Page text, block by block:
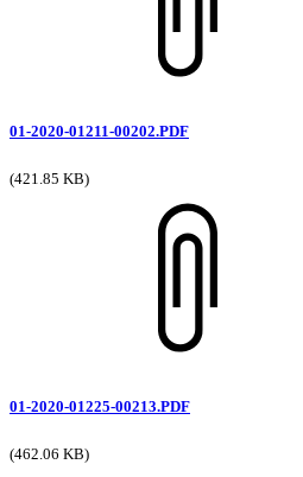
01-2020-01211-00202.PDF
(421.85 KB)
01-2020-01225-00213.PDF
(462.06 KB)